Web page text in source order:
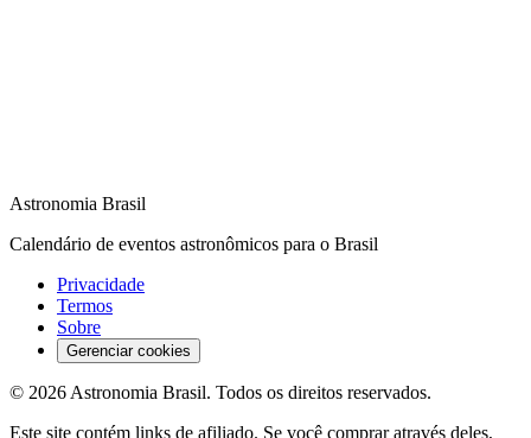
Astronomia Brasil
Calendário de eventos astronômicos para o Brasil
Privacidade
Termos
Sobre
Gerenciar cookies
© 2026 Astronomia Brasil. Todos os direitos reservados.
Este site contém links de afiliado. Se você comprar através deles,